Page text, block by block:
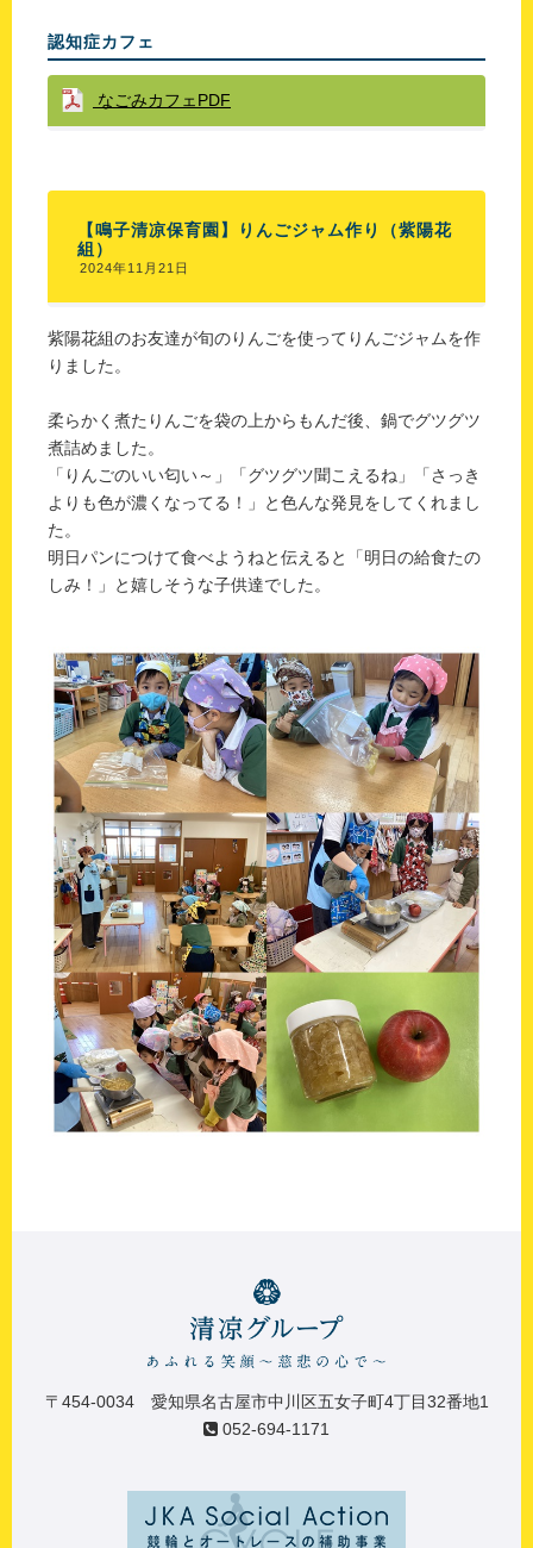
認知症カフェ
なごみカフェPDF
【鳴子清凉保育園】りんごジャム作り（紫陽花
組）
2024年11月21日
紫陽花組のお友達が旬のりんごを使ってりんごジャムを作
りました。
柔らかく煮たりんごを袋の上からもんだ後、鍋でグツグツ
煮詰めました。
「りんごのいい匂い～」「グツグツ聞こえるね」「さっき
よりも色が濃くなってる！」と色んな発見をしてくれまし
た。
明日パンにつけて食べようねと伝えると「明日の給食たの
しみ！」と嬉しそうな子供達でした。
〒454-0034 愛知県名古屋市中川区五女子町4丁目32番地1
052-694-1171